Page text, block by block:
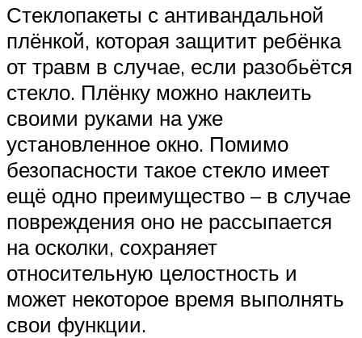
Стеклопакеты с антивандальной
плёнкой, которая защитит ребёнка
от травм в случае, если разобьётся
стекло. Плёнку можно наклеить
своими руками на уже
установленное окно. Помимо
безопасности такое стекло имеет
ещё одно преимущество – в случае
повреждения оно не рассыпается
на осколки, сохраняет
относительную целостность и
может некоторое время выполнять
свои функции.